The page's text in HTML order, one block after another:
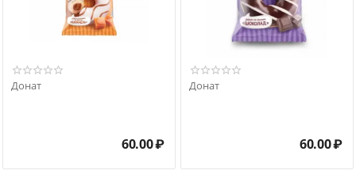
Донат
60.00₽
Донат
60.00₽